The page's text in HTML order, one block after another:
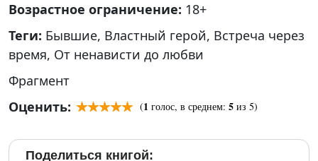
Возрастное ограничение: 18+
Теги: Бывшие, Властный герой, Встреча через
время, От ненависти до любви
Фрагмент
Оценить:
(1 голос, в среднем: 5 из 5)
Поделиться книгой: